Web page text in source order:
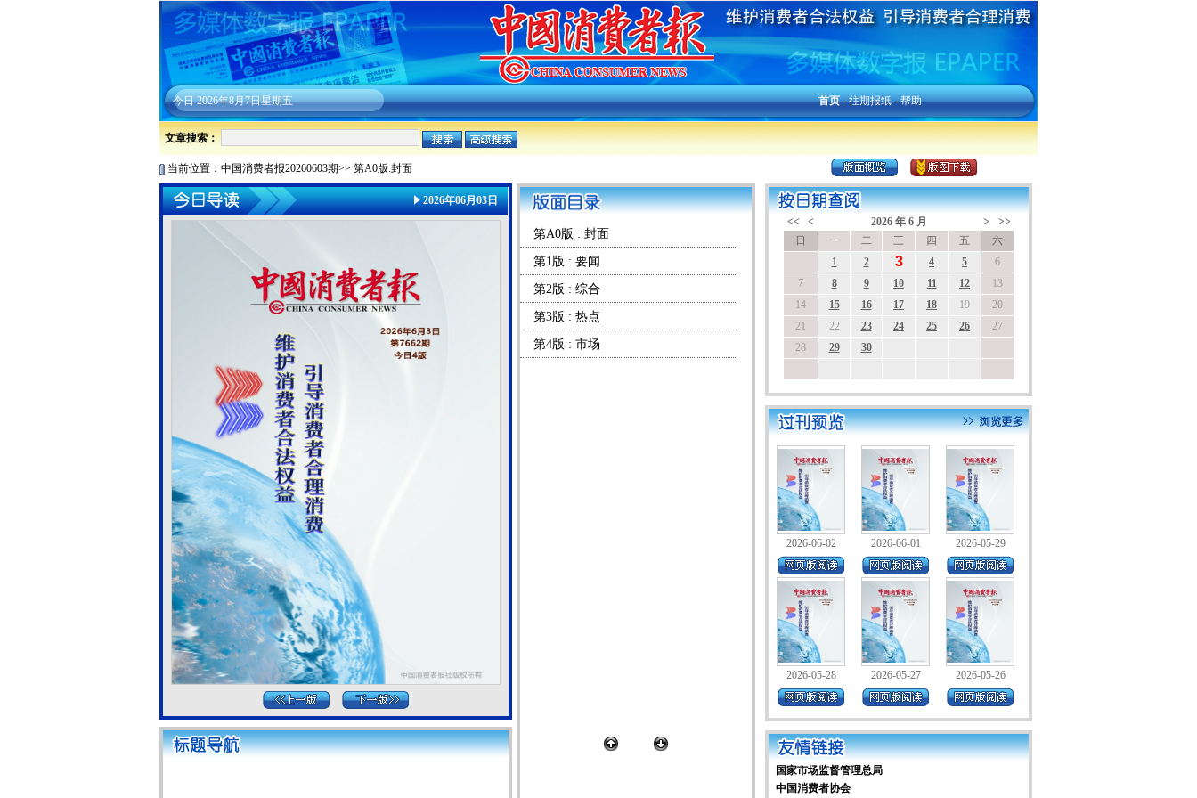
今日2026年8月7日星期五 首页-往期报纸-帮助
文章搜索：
当前位置： 中国消费者报20260603期>> 第A0版:封面
2026年06月03日
第A0版 : 封面
第1版 : 要闻
第2版 : 综合
第3版 : 热点
第4版 : 市场
2026-06-02 2026-06-01 2026-05-29
2026-05-28 2026-05-27 2026-05-26
国家市场监督管理总局
中国消费者协会